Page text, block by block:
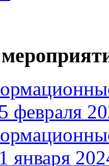
февраля
января